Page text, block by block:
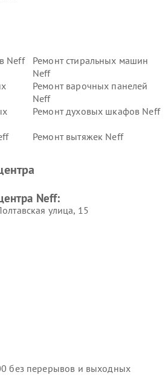
Neff
Ремонт стиральных машин
Neff
Ремонт варочных панелей
Neff
Ремонт духовых шкафов Neff
Ремонт вытяжек Neff
Neff:
улица, 15
без перерывов и выходных